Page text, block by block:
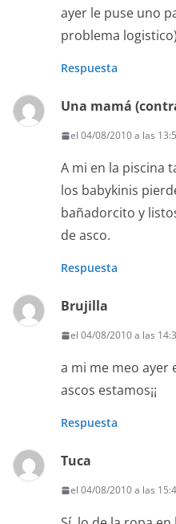
ayer le puse uno
problema
Respuesta
Una mamá
el 04/08/2010 a las
A mi en la piscina
los babykinis
bañadorcito y
de asco.
Respuesta
Brujilla
el 04/08/2010 a las
a mi me meo ayer
ascos estamos¡¡
Respuesta
Tuca
el 04/08/2010 a las